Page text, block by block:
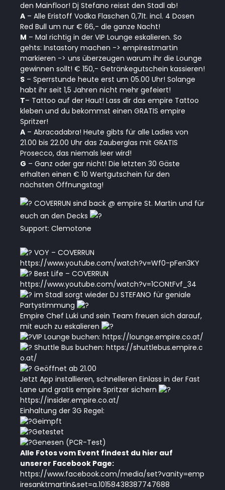
den Mainfloor! Dj Stefano reisst den Stadl ab!
A – Alle Eristoff Vodka Flaschen 0,7lt. incl. 4 Dosen
Red Bull um nur € 66,- die ganze Nacht!
M – Mal richtig in der VIP Lounge eskalieren. So
gehts: Instastory machen -> empirestmartin
markieren -> uns überzeugen warum ihr die Lounge
gewinnen sollt! € 150,- Getränkegutschein kassieren!
S – Sperrstunde heute erst um 05.00 Uhr! Solange
habt ihr seit 1,5 Jahren nicht mehr gefeiert!
T– Tattoo auf der Haut! Lass dir das empire Tattoo
kleben und du bekommst einen GRATIS empire
Spritzer!
A – Abracadabra! Heute gibts für alle Ladies von
21.00 bis 22.00 Uhr das Zauberglas mit GRATIS
Prosecco, das niemals leer wird!
G – Ganz oder gar nicht! Die letzten 30 Gäste
erhalten einen € 10 Wertgutschein für den
nächsten Öffnungstag!
COVERRUN sind back @ empire St. Martin und für
euch an den Decks
Support: Clemotone
VOY – COVERRUN
https://www.youtube.com/watch?v=Wf0-pFen3KY
Best Life – COVERRUN
https://www.youtube.com/watch?v=1CONtFvf_34
im Stadl sorgt wieder DJ STEFANO für geniale
Partystimmung
Empire Chef Luki und sein Team freuen sich darauf,
mit euch zu eskalieren
VIP Lounge buchen: https://lounge.empire.co.at/
Shuttle Bus buchen: https://shuttlebus.empire.c
o.at/
Geöffnet ab 21.00
Jetzt App installieren, schnelleren Einlass in der Fast
Lane und gratis empire Spritzer sichern
https://insider.empire.co.at/
Einhaltung der 3G Regel:
Geimpft
Getestet
Genesen (PCR-Test)
Alle Fotos vom Event findest du hier auf
unserer Facebook Page:
https://www.facebook.com/media/set?vanity=emp
iresanktmartin&set=a.10158438387747688